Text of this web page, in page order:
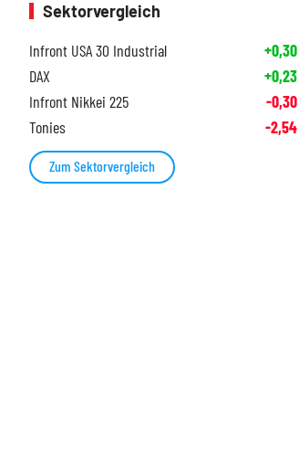
Sektorvergleich
Infront USA 30 Industrial
+0,30
DAX +0,23
Infront Nikkei 225 -0,30
Tonies -2,54
Zum Sektorvergleich